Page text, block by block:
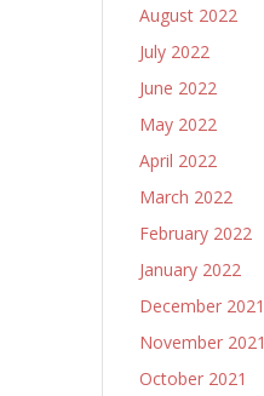
August 2022
July 2022
June 2022
May 2022
April 2022
March 2022
February 2022
January 2022
December 2021
November 2021
October 2021